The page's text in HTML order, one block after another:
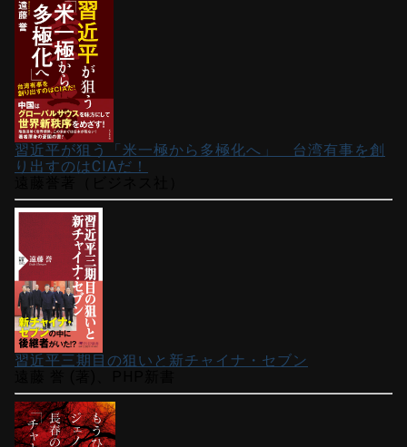
習近平が狙う「米一極から多極化へ」 台湾有事を創
り出すのはCIAだ！
習近平三期目の狙いと新チャイナ・セブン